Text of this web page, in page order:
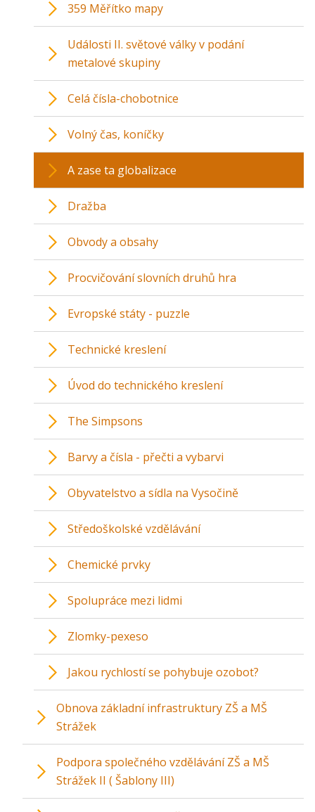
359 Měřítko mapy
Události II. světové války v podání
metalové skupiny
Celá čísla-chobotnice
Volný čas, koníčky
A zase ta globalizace
Dražba
Obvody a obsahy
Procvičování slovních druhů hra
Evropské státy - puzzle
Technické kreslení
Úvod do technického kreslení
The Simpsons
Barvy a čísla - přečti a vybarvi
Obyvatelstvo a sídla na Vysočině
Středoškolské vzdělávání
Chemické prvky
Spolupráce mezi lidmi
Zlomky-pexeso
Jakou rychlostí se pohybuje ozobot?
Obnova základní infrastruktury ZŠ a MŠ
Strážek
Podpora společného vzdělávání ZŠ a MŠ
Strážek II ( Šablony III)